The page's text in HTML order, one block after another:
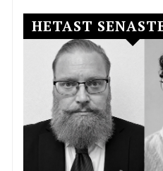
HETAST